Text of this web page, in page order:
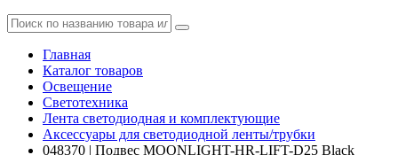
Главная
Каталог товаров
Освещение
Светотехника
Лента светодиодная и комплектующие
Аксессуары для светодиодной ленты/трубки
048370 | Подвес MOONLIGHT-HR-LIFT-D25 Black